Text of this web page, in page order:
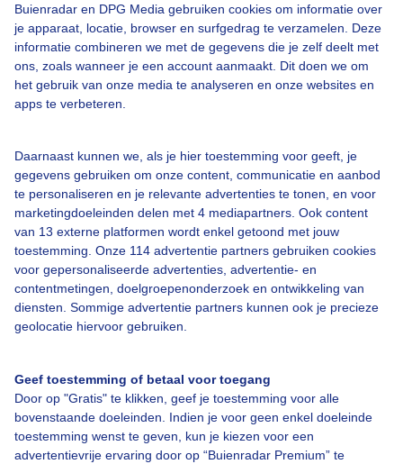
Buienradar en DPG Media gebruiken cookies om informatie over
je apparaat, locatie, browser en surfgedrag te verzamelen. Deze
informatie combineren we met de gegevens die je zelf deelt met
ons, zoals wanneer je een account aanmaakt. Dit doen we om
het gebruik van onze media te analyseren en onze websites en
apps te verbeteren.
Daarnaast kunnen we, als je hier toestemming voor geeft, je
gegevens gebruiken om onze content, communicatie en aanbod
te personaliseren en je relevante advertenties te tonen, en voor
marketingdoeleinden delen met 4 mediapartners. Ook content
van 13 externe platformen wordt enkel getoond met jouw
toestemming. Onze 114 advertentie partners gebruiken cookies
voor gepersonaliseerde advertenties, advertentie- en
contentmetingen, doelgroepenonderzoek en ontwikkeling van
diensten. Sommige advertentie partners kunnen ook je precieze
geolocatie hiervoor gebruiken.
Geef toestemming of betaal voor toegang
Door op "Gratis" te klikken, geef je toestemming voor alle
bovenstaande doeleinden. Indien je voor geen enkel doeleinde
toestemming wenst te geven, kun je kiezen voor een
advertentievrije ervaring door op “Buienradar Premium” te
Lente Regen Wolken
Een moment geduld aub...
Over Buienradar
Bedrijfsgegevens